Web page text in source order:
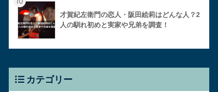
才賀紀左衛門の恋人・阪田絵莉はどんな人？2
人の馴れ初めと実家や兄弟を調査！
カテゴリー